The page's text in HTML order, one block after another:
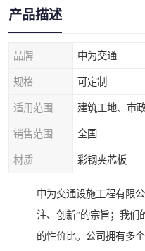
产品描述
品牌 中为交通
规格 可定制
适用范围 建筑工地、市
销售范围 全国
材质 彩钢夹芯板
中为交通设施工程有限
注、创新”的宗旨；我们
的性价比。公司拥有多